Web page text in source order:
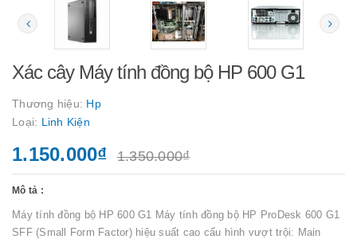
Xác cây Máy tính đồng bộ HP 600 G1
Thương hiệu: Hp
Loại: Linh Kiện
1.150.000₫ 1.350.000₫
Mô tả :
Máy tính đồng bộ HP 600 G1 Máy tính đồng bộ HP ProDesk 600 G1
SFF (Small Form Factor) hiệu suất cao cấu hình vượt trội: Main